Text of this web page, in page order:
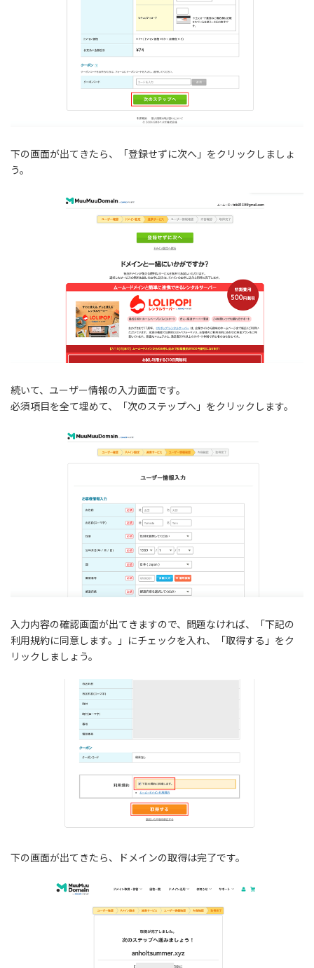
下の画面が出てきたら、「登録せずに次へ」をクリックしましょ
う。
続いて、ユーザー情報の入力画面です。
必須項目を全て埋めて、「次のステップへ」をクリックします。
入力内容の確認画面が出てきますので、問題なければ、「下記の
利用規約に同意します。」にチェックを入れ、「取得する」をク
リックしましょう。
下の画面が出てきたら、ドメインの取得は完了です。